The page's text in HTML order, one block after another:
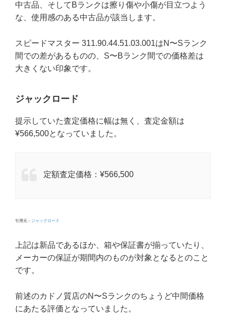
中古品、そしてBランクは擦り傷や小傷が目立つよう
な、使用感のある中古品が該当します。
スピードマスター 311.90.44.51.03.001はN〜Sランク
間での差があるものの、S〜Bランク間での価格差は
大きくない印象です。
ジャックロード
提示していた査定価格に幅は無く、査定金額は
¥566,500となっていました。
定額査定価格：¥566,500
引用元： ジャックロード
上記は新品であるほか、箱や保証書が揃っていたり、
メーカーの保証が期間内のものが対象となるとのこと
です。
前述のカドノ質店のN〜Sランクのちょうど中間価格
にあたる評価となっていました。